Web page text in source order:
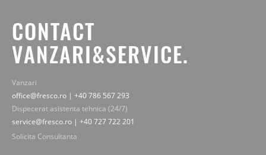
CONTACT
VANZARI&SERVICE.
Vanzari
office@fresco.ro | +40 786 567 293
Dispecerat asistenta tehnica (24/7)
service@fresco.ro | +40 727 722 201
Solicita Consultanta